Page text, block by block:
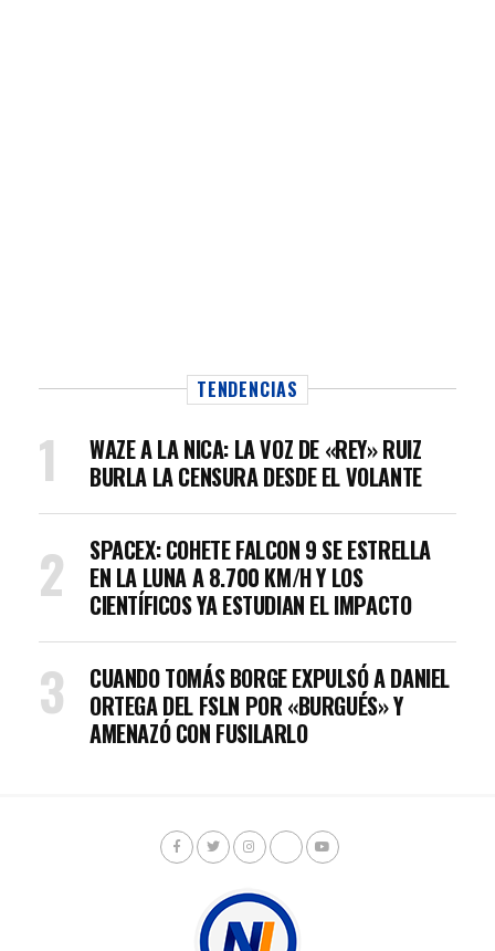
TENDENCIAS
WAZE A LA NICA: LA VOZ DE «REY» RUIZ
BURLA LA CENSURA DESDE EL VOLANTE
SPACEX: COHETE FALCON 9 SE ESTRELLA
EN LA LUNA A 8.700 KM/H Y LOS
CIENTÍFICOS YA ESTUDIAN EL IMPACTO
CUANDO TOMÁS BORGE EXPULSÓ A DANIEL
ORTEGA DEL FSLN POR «BURGUÉS» Y
AMENAZÓ CON FUSILARLO